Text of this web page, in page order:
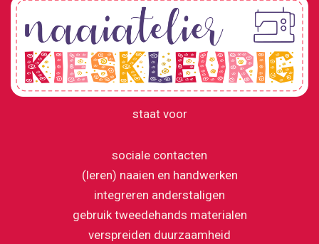
staat voor
sociale contacten
(leren) naaien en handwerken
integreren anderstaligen
gebruik tweedehands materialen
verspreiden duurzaamheid